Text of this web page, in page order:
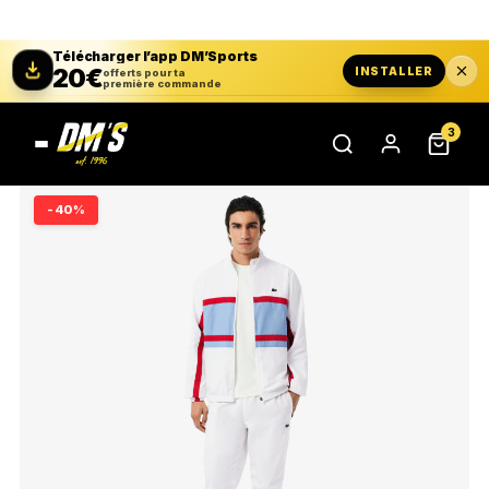
Télécharger l’app DM’Sports
20€offerts pour ta
première commande
INSTALLER
3
-40%